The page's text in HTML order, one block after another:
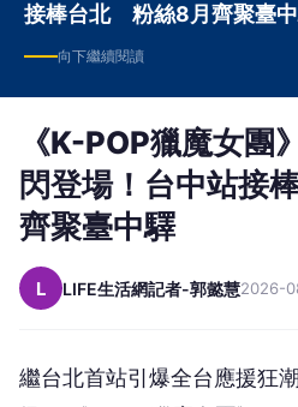
接棒台北 粉絲8月齊聚臺
向下繼續閱讀
《K-POP獵魔女團
閃登場！台中站接
齊聚臺中驛
L LIFE生活網記者-郭懿慧2026-
繼台北首站引爆全台應援狂